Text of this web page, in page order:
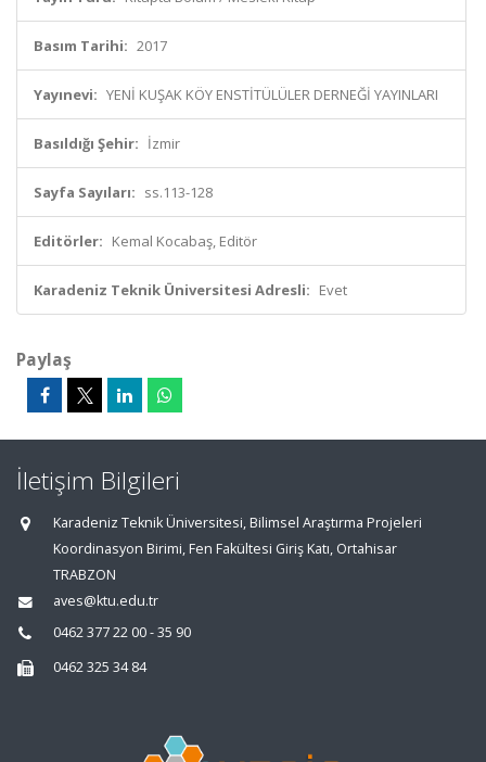
Basım Tarihi: 2017
Yayınevi: YENİ KUŞAK KÖY ENSTİTÜLÜLER DERNEĞİ YAYINLARI
Basıldığı Şehir: İzmir
Sayfa Sayıları: ss.113-128
Editörler: Kemal Kocabaş, Editör
Karadeniz Teknik Üniversitesi Adresli: Evet
Paylaş
İletişim Bilgileri
Karadeniz Teknik Üniversitesi, Bilimsel Araştırma Projeleri
Koordinasyon Birimi, Fen Fakültesi Giriş Katı, Ortahisar
TRABZON
aves@ktu.edu.tr
0462 377 22 00 - 35 90
0462 325 34 84